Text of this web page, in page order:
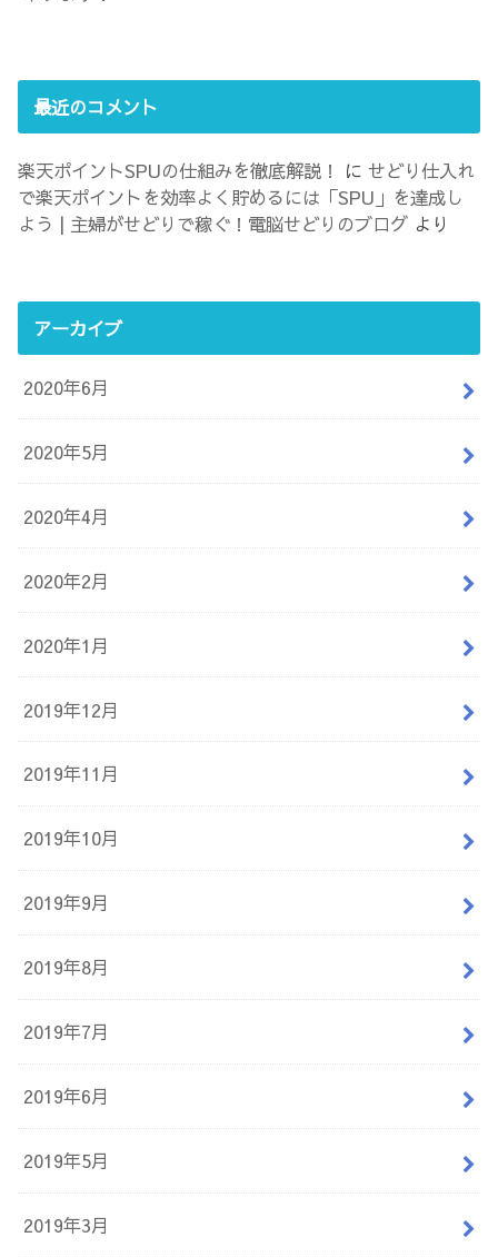
最近のコメント
楽天ポイントSPUの仕組みを徹底解説！ にせどり仕入れ
で楽天ポイントを効率よく貯めるには「SPU」を達成し
よう | 主婦がせどりで稼ぐ！電脳せどりのブログ より
アーカイブ
2020年6月
2020年5月
2020年4月
2020年2月
2020年1月
2019年12月
2019年11月
2019年10月
2019年9月
2019年8月
2019年7月
2019年6月
2019年5月
2019年3月